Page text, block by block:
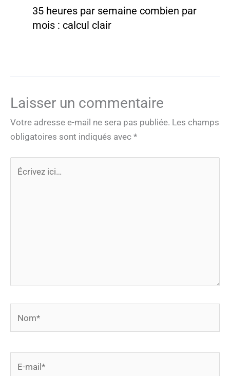
35 heures par semaine combien par
mois : calcul clair
Laisser un commentaire
Votre adresse e-mail ne sera pas publiée. Les champs
obligatoires sont indiqués avec *
ici…